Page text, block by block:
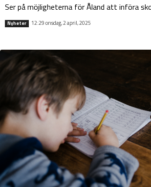
Ser på möjligheterna för Åland att införa
Nyheter 12:29 onsdag, 2 april, 2025